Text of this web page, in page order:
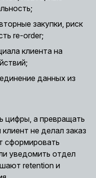
закупки, риск
re-order;
клиента на
данных из
цифры, а превращать
не делал заказ
сформировать
уведомить отдел
retention и